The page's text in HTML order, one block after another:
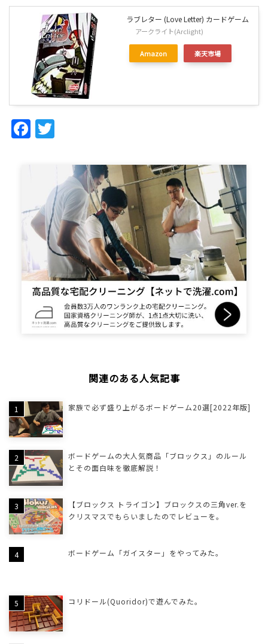
ラブレター (Love Letter) カードゲーム
アークライト(Arclight)
Amazon 楽天市場
Facebook
関連のある人気記事
家族で必ず盛り上がるボードゲーム20選[2022年版]
ボードゲームの大人気商品「ブロックス」のルール
とその面白味を徹底解説！
【ブロックス トライゴン】ブロックスの三角ver.を
クリスマスでもらいましたのでレビューを。
ボードゲーム「ガイスター」をやってみた。
コリドール(Quoridor)で遊んでみた。